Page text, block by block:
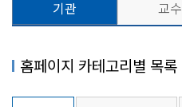
기관 교수
홈페이지 카테고리별 목록